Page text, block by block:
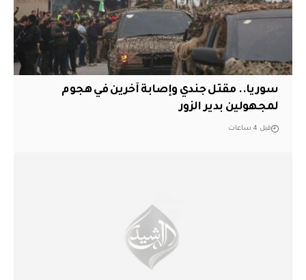
سوريا.. مقتل جندي وإصابة آخرين في هجوم
لمجهولين بدير الزور
قبل 4 ساعات